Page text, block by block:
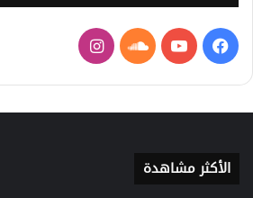
فيسبوكيوتيوبساوند
كلاود
انستقرام
الأكثر مشاهدة